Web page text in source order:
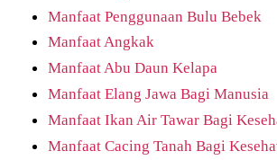
Manfaat Penggunaan Bulu Bebek
Manfaat Angkak
Manfaat Abu Daun Kelapa
Manfaat Elang Jawa Bagi Manusia
Manfaat Ikan Air Tawar Bagi
Manfaat Cacing Tanah Bagi